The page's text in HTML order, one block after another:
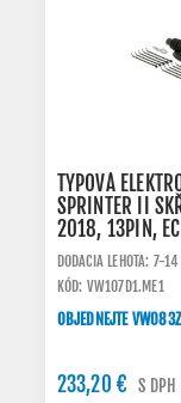
TYPOVÁ
SPRINTER II
2018, 13PIN,
DODACIA LEHOTA: 7-14
KÓD: VW107D1.ME1
OBJEDNEJTE
233,20 € S DPH